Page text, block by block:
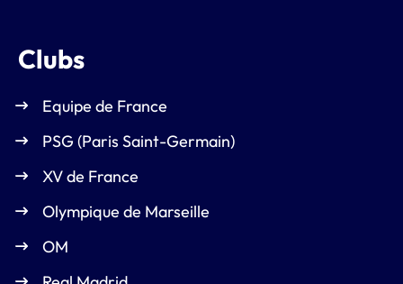
Clubs
Equipe de France
PSG (Paris Saint-Germain)
XV de France
Olympique de Marseille
OM